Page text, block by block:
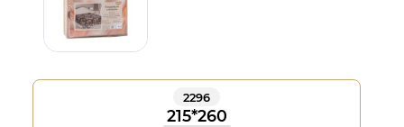
2296
215*260